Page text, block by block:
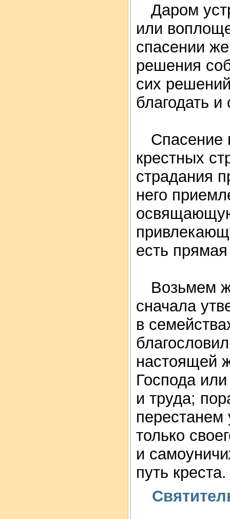
Даром
или
спасении
решения
сих
благодать и
Спасение
крестных
страдания
него
есть
Возьмем
сначала
в
настоящей
Господа
и труда;
перестанем
только
и
путь креста.